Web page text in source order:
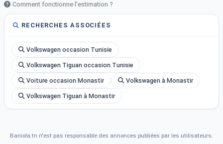
Comment fonctionne l'estimation ?
RECHERCHES ASSOCIÉES
Volkswagen occasion Tunisie
Volkswagen Tiguan occasion Tunisie
Voiture occasion Monastir Volkswagen à Monastir
Volkswagen Tiguan à Monastir
Baniola.tn n'est pas responsable des annonces publiées par les utilisateurs.